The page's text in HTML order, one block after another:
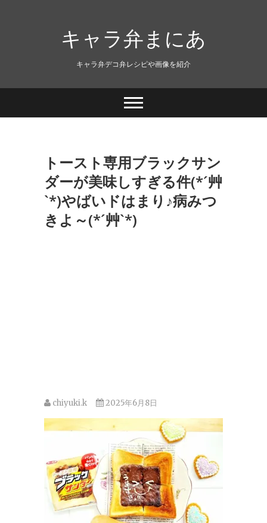
キャラ弁まにあ
キャラ弁デコ弁レシピや画像を紹介
トースト専用ブラックサン
ダーが美味しすぎる件(*´艸
`*)やばいドはまり♪病みつ
きよ～(*´艸`*)
chiyuki.k 2025年6月8日